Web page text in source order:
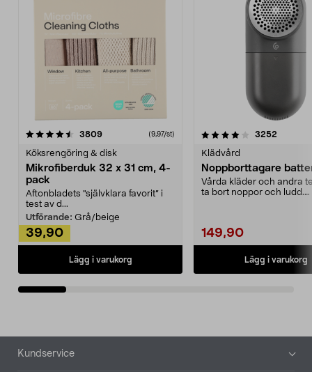
3809recensioner (9,97/st)
Köksrengöring & disk
Mikrofiberduk 32 x 31 cm, 4-
pack
Aftonbladets "självklara favorit” i
test av d...
Utförande: Grå/beige
39,90
Lägg i varukorg
4.0av 5 stjärnor 3252
Klädvård
Noppborttagare
Vårda kläder och andra
ta bort noppor och ludd.
149,90
Lägg i varukorg
4.5av 5 stjärnor
Sidfot
Kundservice